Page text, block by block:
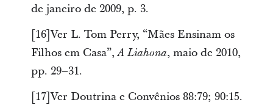
de janeiro de 2009, p. 3.
[16]Ver L. Tom Perry, “Mães Ensinam os
Filhos em Casa”,A Liahona, maio de 2010,
pp. 29–31.
[17]Ver Doutrina e Convênios 88:79; 90:15.